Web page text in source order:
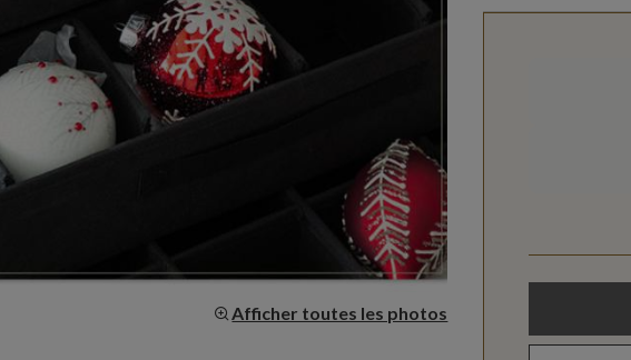
Afficher toutes les photos